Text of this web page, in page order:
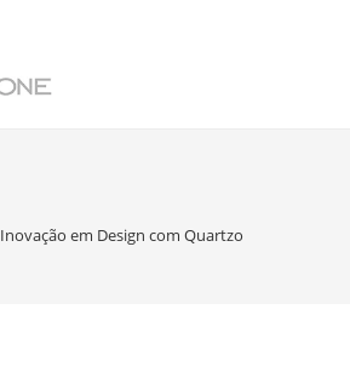
Inovação em Design com Quartzo